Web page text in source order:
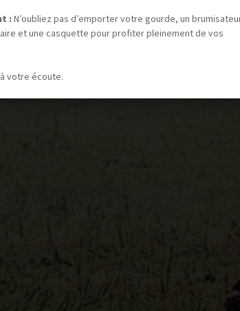
:N’oubliez pas d’emporter votre gourde, un
et une casquette pour profiter pleinement de vos
votre écoute.